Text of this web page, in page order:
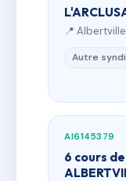
📍
Autre
AI6145379
6 cours